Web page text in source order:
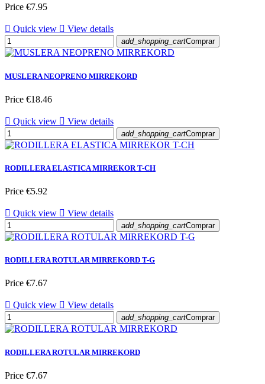
Price €7.95
 Quick view  View details
add_shopping_cartComprar
MUSLERA NEOPRENO MIRREKORD
Price €18.46
 Quick view  View details
add_shopping_cartComprar
RODILLERA ELASTICA MIRREKOR T-CH
Price €5.92
 Quick view  View details
add_shopping_cartComprar
RODILLERA ROTULAR MIRREKORD T-G
Price €7.67
 Quick view  View details
add_shopping_cartComprar
RODILLERA ROTULAR MIRREKORD
Price €7.67